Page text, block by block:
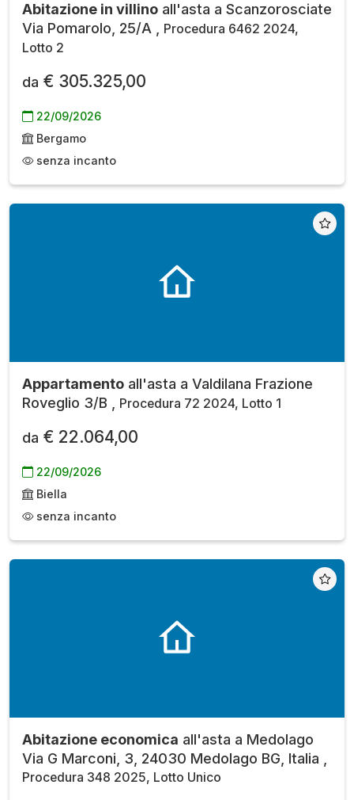
Abitazione in villino all'asta a Scanzorosciate
Via Pomarolo, 25/A ,
Procedura 6462 2024,
Lotto 2
da € 305.325,00
22/09/2026
Bergamo
senza incanto
Appartamento all'asta a Valdilana Frazione
Roveglio 3/B ,
Procedura 72 2024, Lotto 1
da € 22.064,00
22/09/2026
Biella
senza incanto
Abitazione economica all'asta a Medolago
Via G Marconi, 3, 24030 Medolago BG, Italia ,
Procedura 348 2025, Lotto Unico